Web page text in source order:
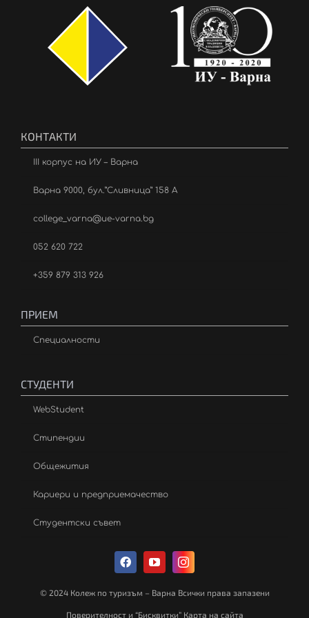
КОНТАКТИ
III корпус на ИУ – Варна
Варна 9000, бул.”Сливница” 158 А
college_varna@ue-varna.bg
052 620 722
+359 879 313 926
ПРИЕМ
Специалности
СТУДЕНТИ
WebStudent
Стипендии
Общежития
Кариери и предприемачество
Студентски съвет
© 2024 Колеж по туризъм – Варна Всички права запазени
Поверителност и “Бисквитки” Карта на сайта